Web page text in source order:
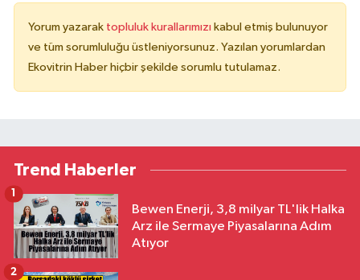
Yorum yazarak topluluk kurallarımızı kabul etmiş bulunuyor
ve tüm sorumluluğu üstleniyorsunuz. Yazılan yorumlardan
Ekovitrin Haber hiçbir şekilde sorumlu tutulamaz.
Trend Haberler
Bewen Enerji, 3,8 milyar TL'lik Halka
Arz ile Sermaye Piyasalarına Adım
Atıyor
1
2